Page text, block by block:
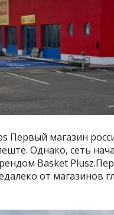
Первый магазин
Однако, сеть
Basket
от магазинов